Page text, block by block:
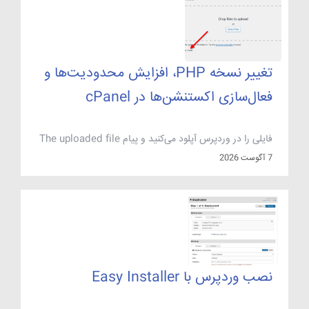
معرفی و امکانات کنترل پنل دایرکت […]
تغییر نسخه PHP، افزایش محدودیت‌ها و
فعال‌سازی اکستنشن‌ها در cPanel
فایلی را در وردپرس آپلود می‌کنید و پیام The uploaded file
ionCube Loader فعال نیست. هر سه یک ریشه دارند: تنظیمات
PHP هاست با چیزی که سایت لازم دارد جور […]
7 آگوست 2026
نصب وردپرس با Easy Installer